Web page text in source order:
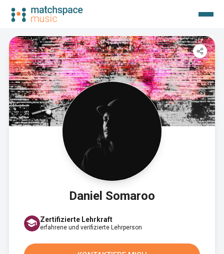
Daniel Somaroo
Zertifizierte Lehrkraft
erfahrene und verifizierte Lehrperson